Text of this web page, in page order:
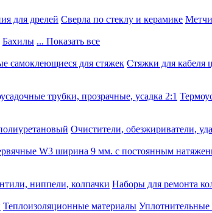
для дрелей Сверла по стеклу и керамике
Бахилы ... Показать все
для стяжек Стяжки для кабеля
трубки, прозрачные, усадка 2:1
Очистители, обезжириватели,
W3 ширина 9 мм. с постоянным
ниппели, колпачки Наборы для ремонта
Теплоизоляционные материалы Уплотнительные